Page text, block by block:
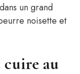
un grand
noisette et
au